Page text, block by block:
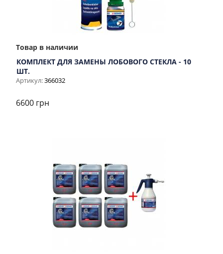
Товар в наличии
КОМПЛЕКТ ДЛЯ ЗАМЕНЫ ЛОБОВОГО СТЕКЛА - 10
ШТ.
Артикул:366032
6600 грн